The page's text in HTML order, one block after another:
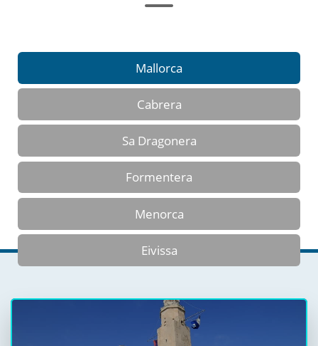
Mallorca
Cabrera
Sa Dragonera
Formentera
Menorca
Eivissa